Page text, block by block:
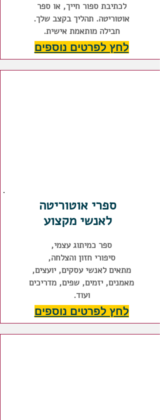
לכתיבת ספור חייך, או ספר
אוטוריטה. תהליך בקצב שלך.
חבילה מותאמת אישית.
לחץ לפרטים נוספים
ספרי אוטוריטה
לאנשי מקצוע
ספר כמיתוג עצמי,
סיפורי חזון והצלחה,
מתאים לאנשי עסקים, יועצים,
מאמנים, יזמים, שפים, מדריכים
ועוד.
לחץ לפרטים נוספים